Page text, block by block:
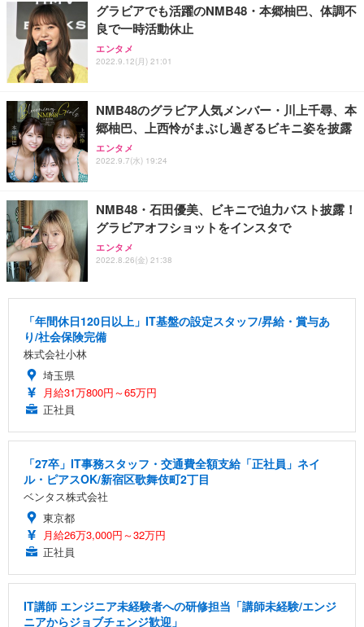
グラビアでも活躍のNMB48・本郷柚巴、体調不
良で一時活動休止
エンタメ
2022.9.12(月) 21:01
NMB48のグラビア人気メンバー・川上千尋、本
郷柚巴、上西怜がまぶし過ぎるビキニ姿を披露
エンタメ
2022.9.7(水) 19:24
NMB48・石田優美、ビキニで迫力バスト披露！
グラビアオフショットをインスタで
エンタメ
2022.8.26(金) 21:38
「年間休日120日以上」IT基盤の設定スタッフ/昇給・賞与あ
り/社会保険完備
株式会社小林
埼玉県
月給31万800円～65万円
正社員
「27卒」IT事務スタッフ・交通費全額支給「正社員」ネイ
ル・ピアスOK/新宿区歌舞伎町2丁目
ベンタス株式会社
東京都
月給26万3,000円～32万円
正社員
IT講師 エンジニア未経験者への研修担当「講師未経験/エンジ
ニアからジョブチェンジ歓迎」